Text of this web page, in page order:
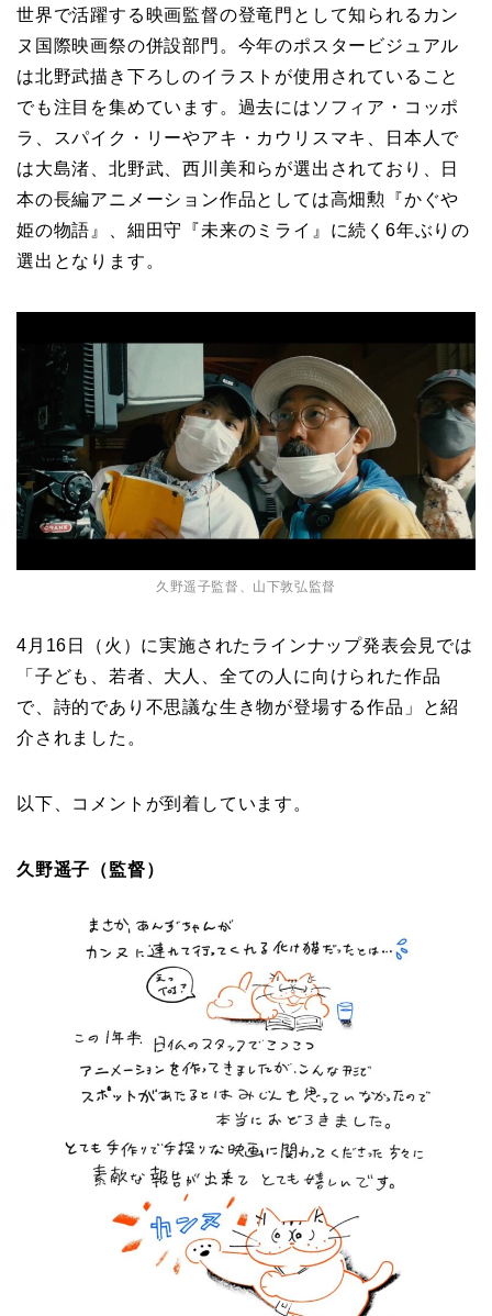
世界で活躍する映画監督の登竜門として知られるカン
ヌ国際映画祭の併設部門。今年のポスタービジュアル
は北野武描き下ろしのイラストが使用されていること
でも注目を集めています。過去にはソフィア・コッポ
ラ、スパイク・リーやアキ・カウリスマキ、日本人で
は大島渚、北野武、西川美和らが選出されており、日
本の長編アニメーション作品としては高畑勲『かぐや
姫の物語』、細田守『未来のミライ』に続く6年ぶりの
選出となります。
久野遥子監督、山下敦弘監督
4月16日（火）に実施されたラインナップ発表会見では
「子ども、若者、大人、全ての人に向けられた作品
で、詩的であり不思議な生き物が登場する作品」と紹
介されました。
以下、コメントが到着しています。
久野遥子（監督）